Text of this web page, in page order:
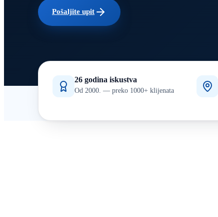
Pošaljite upit
26 godina iskustva
Od 2000. — preko 1000+ klijenata